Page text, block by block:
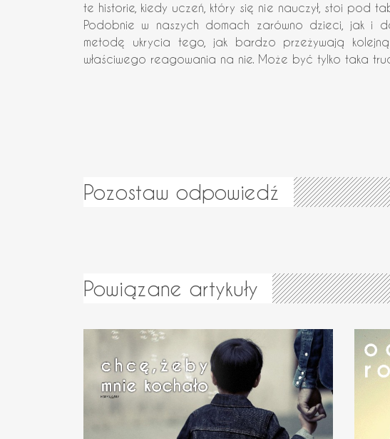
te historie, kiedy uczeń, który się nie nauczył, stoi pod
Podobnie w naszych domach zarówno dzieci, jak i
metodę ukrycia tego, jak bardzo przeżywają
właściwego reagowania na nie. Może być tylko taka
Pozostaw odpowiedź
Powiązane artykuły